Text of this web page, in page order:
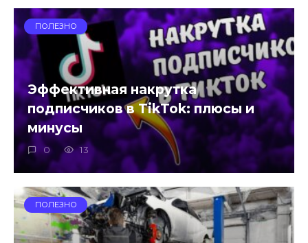
ПОЛЕЗНО
Эффективная накрутка
подписчиков в TikTok: плюсы и
минусы
0 13
ПОЛЕЗНО